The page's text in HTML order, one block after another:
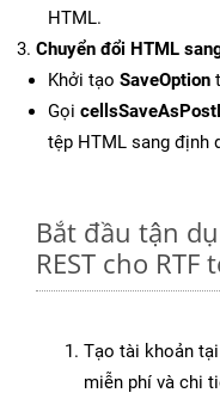
HTML.
Chuyển đổi HTML
Khởi tạo SaveOption
Gọi
tệp HTML sang định
Bắt đầu tận
REST cho RTF
Tạo tài khoản tại
miễn phí và chi